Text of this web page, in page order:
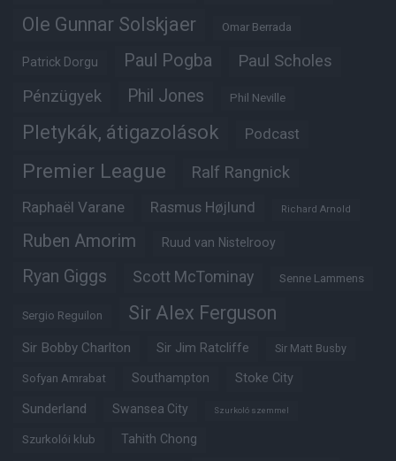
Ole Gunnar Solskjaer Omar Berrada
Patrick Dorgu Paul Pogba Paul Scholes
Pénzügyek Phil Jones Phil Neville
Pletykák, átigazolások Podcast
Premier League Ralf Rangnick
Raphaël Varane Rasmus Højlund Richard Arnold
Ruben Amorim Ruud van Nistelrooy
Ryan Giggs Scott McTominay Senne Lammens
Sergio Reguilon Sir Alex Ferguson
Sir Bobby Charlton Sir Jim Ratcliffe Sir Matt Busby
Sofyan Amrabat Southampton Stoke City
Sunderland Swansea City Szurkoló szemmel
Szurkolói klub Tahith Chong